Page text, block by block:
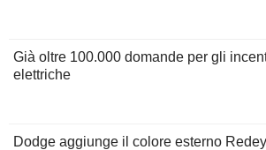
Già oltre 100.000 domande per gli
elettriche
Dodge aggiunge il colore esterno